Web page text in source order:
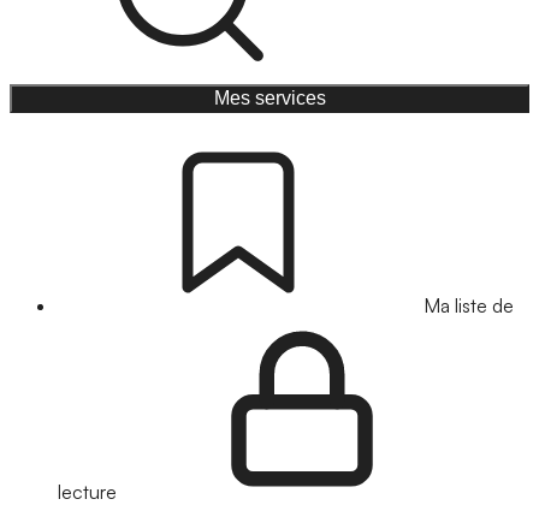
Mes services
Ma liste de
lecture